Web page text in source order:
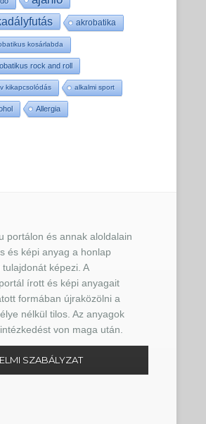
akrobatika
kosárlabda
rock and roll
kikapcsolódás alkalmi sport
Allergia
portálon és annak aloldalain
és képi anyag a honlap
képezi. A
írott és képi anyagait
formában újraközölni a
nélkül tilos. Az anyagok
von maga után.
SZABÁLYZAT